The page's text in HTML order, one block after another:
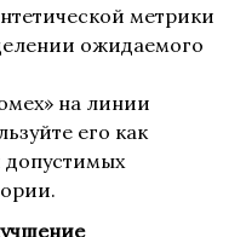
метрики
ожидаемого
на линии
его как